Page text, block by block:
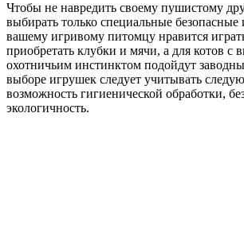
Чтобы не навредить своему пушистому
выбирать только специальные
вашему игривому питомцу нравится
приобретать клубки и мячи, а для котов с
охотничьим инстинктом подойдут
выборе игрушек следует учитывать
возможность гигиенической обработки,
экологичность.